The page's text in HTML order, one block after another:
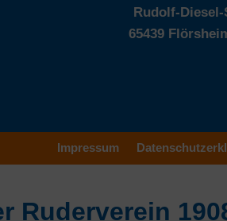
Rudolf-
65439
Impressum
Ruderverein